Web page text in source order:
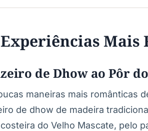
Mais
de Dhow ao Pôr
maneiras mais românticas
de dhow de madeira
do Velho Mascate, pelo